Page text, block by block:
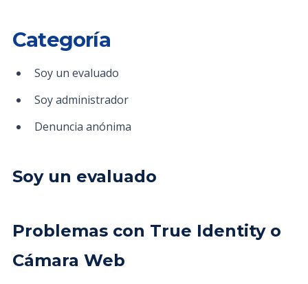
Categoría
Soy un evaluado
Soy administrador
Denuncia anónima
Soy un evaluado
Problemas con True Identity o
Cámara Web